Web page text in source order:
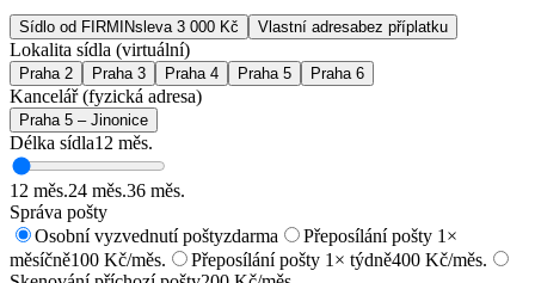
Sídlo od FIRMINsleva 3 000 Kč Vlastní adresabez příplatku
Lokalita sídla (virtuální)
Praha 2 Praha 3 Praha 4 Praha 5 Praha 6
Kancelář (fyzická adresa)
Praha 5 – Jinonice
Délka sídla12 měs.
12 měs.24 měs.36 měs.
Správa pošty
Osobní vyzvednutí poštyzdarma
Přeposílání pošty 1×
měsíčně100 Kč/měs. Přeposílání pošty 1× týdně400 Kč/měs.